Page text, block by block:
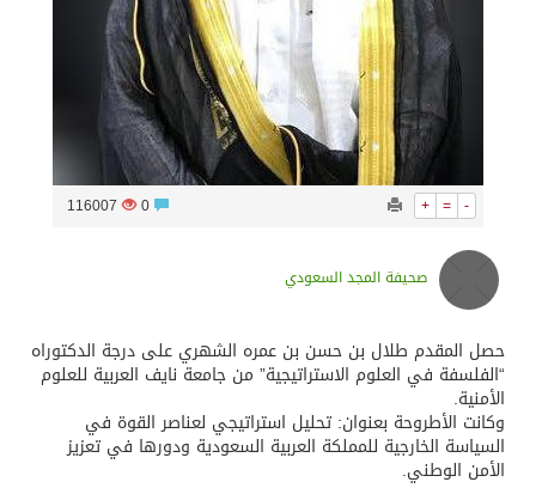
المحكمة العليا غدٍ الخميس هو المكمل لشهر رمضان
+ = -
116007
صحيفة المجد السعودي
حصل المقدم طلال بن حسن بن عمره الشهري على درجة الدكتوراه
“الفلسفة في العلوم الاستراتيجية” من جامعة نايف العربية للعلوم
الأمنية.
وكانت الأطروحة بعنوان: تحليل استراتيجي لعناصر القوة في
السياسة الخارجية للمملكة العربية السعودية ودورها في تعزيز
الأمن الوطني.